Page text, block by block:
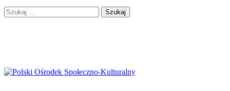
Szukaj: